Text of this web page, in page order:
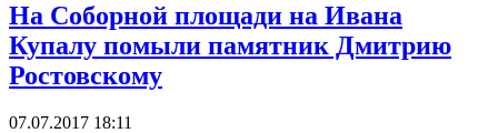
На Соборной площади на Ивана
Купалу помыли памятник Дмитрию
Ростовскому
07.07.2017 18:11